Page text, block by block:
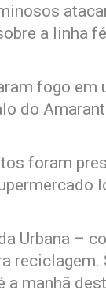
a linha
fogo em
do
foram
Urbana –
reciclagem.
a manhã